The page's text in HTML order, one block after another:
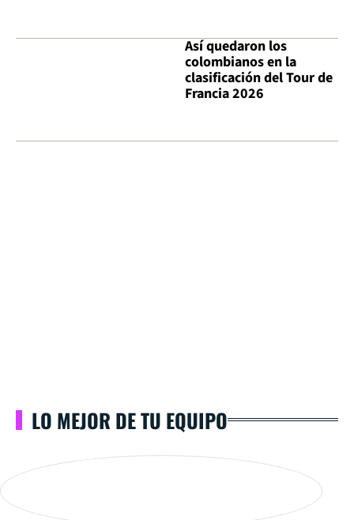
Así quedaron los
colombianos en la
clasificación del Tour de
Francia 2026
LO MEJOR DE TU EQUIPO